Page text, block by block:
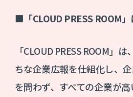
■「CLOUD PRESS ROOM
「CLOUD PRESS ROOM」
ちな企業広報を仕組化し、
を問わず、すべての企業が